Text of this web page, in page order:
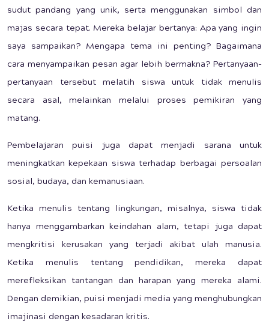
sudut pandang yang unik, serta menggunakan simbol dan
majas secara tepat. Mereka belajar bertanya: Apa yang ingin
saya sampaikan? Mengapa tema ini penting? Bagaimana
cara menyampaikan pesan agar lebih bermakna? Pertanyaan-
pertanyaan tersebut melatih siswa untuk tidak menulis
secara asal, melainkan melalui proses pemikiran yang
matang.
Pembelajaran puisi juga dapat menjadi sarana untuk
meningkatkan kepekaan siswa terhadap berbagai persoalan
sosial, budaya, dan kemanusiaan.
Ketika menulis tentang lingkungan, misalnya, siswa tidak
hanya menggambarkan keindahan alam, tetapi juga dapat
mengkritisi kerusakan yang terjadi akibat ulah manusia.
Ketika menulis tentang pendidikan, mereka dapat
merefleksikan tantangan dan harapan yang mereka alami.
Dengan demikian, puisi menjadi media yang menghubungkan
imajinasi dengan kesadaran kritis.